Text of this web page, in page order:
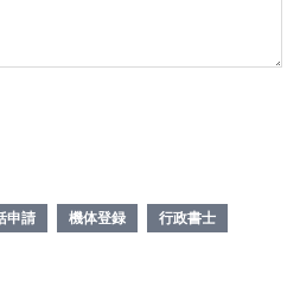
申請 機体登録
行政書士